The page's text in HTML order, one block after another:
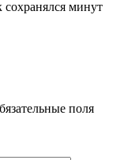
сохранялся минут
поля